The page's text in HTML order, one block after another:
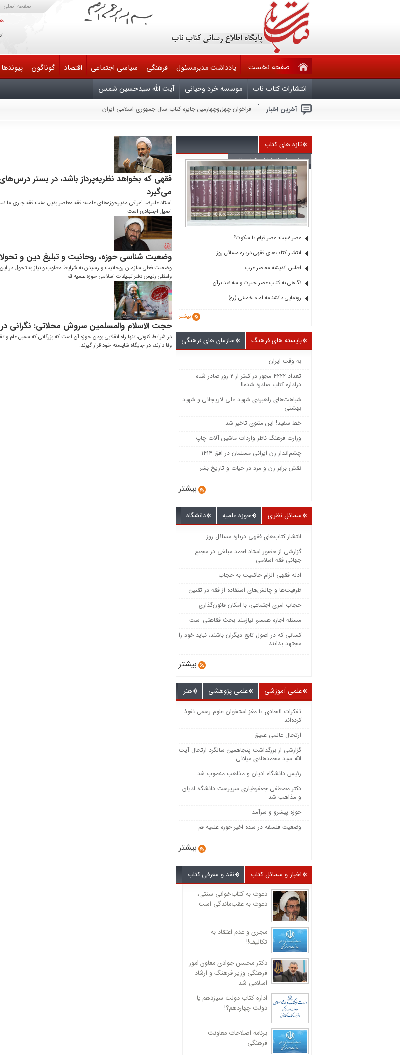
صفحه اصلی
صفحه نخست یادداشت مدیرمسئول فرهنگی سیاسی اجتماعی اقتصاد گوناگون
پیوندها
انتشارات کتاب ناب
موسسه خرد وحیانی آیت الله سیدحسین شمس
آخرین اخبار فراخوان چهل‌وچهارمین جایزه کتاب سال جمهوری اسلامی ایران
هرکس بخواهد با آمریکا برای صلح مذاکره کند خائن است
جنایتکاران باید بدانند که امر انتقام، متوقّف بر وجود شخص من یا سایر مسئولان نیست
سال روز شهادت چهارمین اختر تابناک آسمان امامت و ولایت تسلیت باد
بیماران سیاسی در قران
آجرک الله یابقیه الله
گزارشی از نشست بعثت خون
تازه های کتاب
تازه های انتشارات کتاب ناب
عصر غیبت؛ عصر قیام یا سکوت؟
انتشار کتاب‌های فقهی درباره مسائل روز
اطلس اندیشۀ معاصر عرب
نگاهی به کتاب عصر حیرت و سه نقد برآن
رونمایی دانشنامه امام خمینی (ره)
بیشتر
بایسته های فرهنگ سازمان های فرهنگی
به وقت ایران
تعداد ۴۲۲۲ مجوز در کمتر از ۲ روز صادر شده
دراداره کتاب صادره شده!!
شباهت‌های راهبردی شهید علی لاریجانی و شهید
بهشتی
خط سفید! این مثنوی تاخیر شد
وزارت فرهنگ ناظز واردات ماشین‌ آلات چاپ
چشم‌انداز زن ایرانی مسلمان در افق ۱۴۱۴
نقش برابر زن و مرد در حیات و تاریخ بشر
بیشتر
مسائل نظری حوزه علمیه دانشگاه
انتشار کتاب‌های فقهی درباره مسائل روز
گزارشی از حضور استاد احمد مبلغی در مجمع
جهانی فقه اسلامی
ادله فقهی الزام حاکمیت به حجاب
ظرفیت‌‌ها و چالش‌‌های استفاده از فقه در تقنین
حجاب امری اجتماعی، با امکان قانون‌گذاری
مسئله اجازه همسر، نیازمند بحث فقاهتی است
کسانی که در اصول تابع دیگران باشند، نباید خود را
مجتهد بدانند
بیشتر
علمی آموزشی علمی پژوهشی هنر
تفکرات الحادی تا مغز استخوان علوم رسمی نفوذ
کرده‌اند
ارتحال عالمی عمیق
گزارشی از بزرگداشت پنجاهمین سالگرد ارتحال آیت
الله سید محمدهادی میلانی
رئیس دانشگاه ادیان و مذاهب منصوب شد
دکتر مصطفی جعفرطیاری سرپرست دانشگاه ادیان
و مذاهب شد
حوزه پیشرو و سرآمد
وضعیت فلسفه در سده اخیر حوزه علمیه قم
بیشتر
اخبار و مسائل کتاب نقد و معرفی کتاب
دعوت به کتاب‌خوانی سنتی،
دعوت به عقب‌ماندگی است
مجری و عدم اعتقاد به
تکالیف!!
دکتر محسن جوادی معاون امور
فرهنگی وزیر فرهنگ و ارشاد
اسلامی شد
اداره کتاب دولت سیزدهم یا
دولت چهاردهم؟!
برنامه اصلاحات معاونت
فرهنگی
فقهی که بخواهد نظریه‌پرداز باشد، در بستر
می‌گیرد
استاد علیرضا اعرافی مدیرحوزه‌های علمیه: فقه معاصر بدیل سنت فقه جاری ما
اصیل اجتهادی است
وضعیت شناسی حوزه، روحانیت و تبلیغ دین و
وضعیت فعلی سازمان روحانیت و رسیدن به شرایط مطلوب و نیاز به تحول در
واعظی رئیس دفتر تبلیغات اسلامی حوزه علمیه قم
حجت الاسلام والمسلمین سروش محلاتی: نگرانی
در شرایط کنونی، تنها راه انقلابی بودن حوزه آن است که بزرگانی که سمبل علم و
وفا دارند، در جایگاه شایسته خود قرار گیرند.